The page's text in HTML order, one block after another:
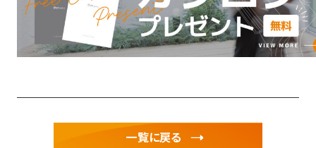
一覧に戻る